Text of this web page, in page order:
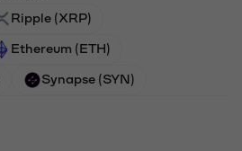
Ripple (XRP)
Ethereum (ETH)
Synapse (SYN)